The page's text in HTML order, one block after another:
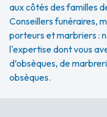
aux côtés des familles
Conseillers funéraires,
porteurs et marbriers :
l'expertise dont vous
d’obsèques, de
obsèques.